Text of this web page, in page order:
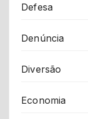
Defesa
Denúncia
Diversão
Economia